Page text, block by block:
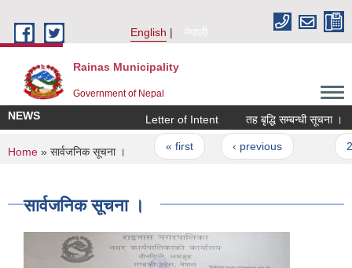
English
नेपाली
Rainas Municipality
Government of Nepal
NEWS Letter of Intent तह बृद्धि सम्बन्धी सूचना ।
Pages
« first ‹ previous
You are here
Home » सार्वजनिक सूचना ।
सार्वजनिक सूचना ।